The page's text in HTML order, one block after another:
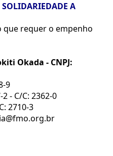
SOLIDARIEDADE A
que requer o empenho
Okada - CNPJ:
9
- C/C: 2362-0
2710-3